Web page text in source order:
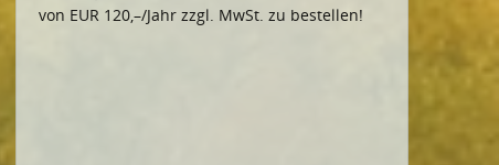
von EUR 120,–/Jahr zzgl. MwSt. zu bestellen!